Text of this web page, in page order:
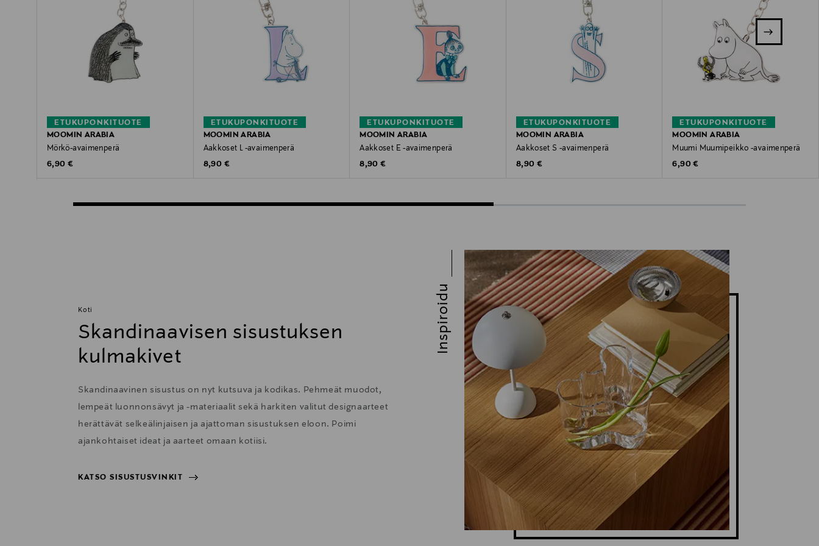
ETUKUPONKITUOTE
MOOMIN ARABIA
Mörkö-avaimenperä
Original Price
6,90 €
ETUKUPONKITUOTE
MOOMIN ARABIA
Aakkoset L -avaimenperä
Original Price
8,90 €
ETUKUPONKITUOTE
MOOMIN ARABIA
Aakkoset E -avaimenperä
Original Price
8,90 €
ETUKUPONKITUOTE
MOOMIN ARABIA
Aakkoset S -avaimenperä
Original Price
8,90 €
ETUKUPONKITUOTE
MOOMIN ARABIA
Muumi Muumipeikko -avaimenperä
Original Price
6,90 €
Koti
Skandinaavisen sisustuksen
kulmakivet
Skandinaavinen sisustus on nyt kutsuva ja kodikas. Pehmeät muodot,
lempeät luonnonsävyt ja -materiaalit sekä harkiten valitut designaarteet
herättävät selkeälinjaisen ja ajattoman sisustuksen eloon. Poimi
ajankohtaiset ideat ja aarteet omaan kotiisi.
KATSO SISUSTUSVINKIT
Inspiroidu